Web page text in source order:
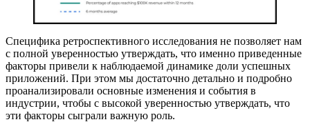
Специфика ретроспективного исследования не позволяет нам
с полной уверенностью утверждать, что именно приведенные
факторы привели к наблюдаемой динамике доли успешных
приложений. При этом мы достаточно детально и подробно
проанализировали основные изменения и события в
индустрии, чтобы с высокой уверенностью утверждать, что
эти факторы сыграли важную роль.